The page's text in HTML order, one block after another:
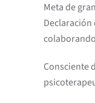
Meta de
Declaración
Consciente